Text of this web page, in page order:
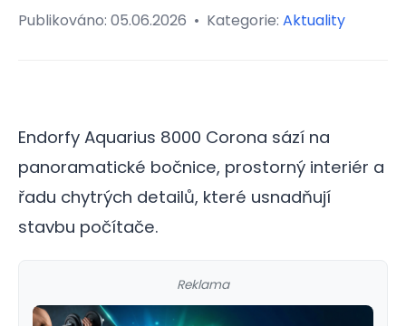
Publikováno: 05.06.2026 • Kategorie: Aktuality
Endorfy Aquarius 8000 Corona sází na
panoramatické bočnice, prostorný interiér a
řadu chytrých detailů, které usnadňují
stavbu počítače.
Reklama